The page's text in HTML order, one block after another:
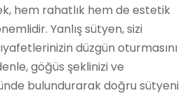
hem rahatlık hem de estetik
Yanlış sütyen, sizi
düzgün oturmasını
göğüs şeklinizi ve
bulundurarak doğru sütyeni